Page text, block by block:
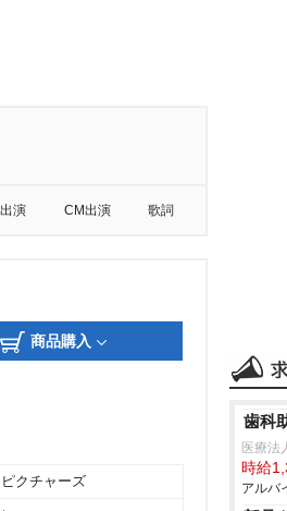
演 CM出演 歌詞
商品購入
クチャーズ
歯科
医療法
時給
アルバ